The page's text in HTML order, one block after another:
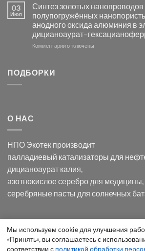
в
видимом
свете
с
помощью
модификации
серебра
с
электродов
серебра
и
03
Июл
Синтез золотых
полупогружённых
анодного оксида алюминия в
Комментариик
оксида
в
электролите
калий
дицианоаурат–
гексацианоферрата
отключены
ПОДБОРКИ
О НАС
НПО Экотек производит
палладиевый катализаторы для
дицианоаурат калия,
азотнокислое серебро для медицины,
серебряные пасты для солнечных
ООО "Экотек" 2026 ©Внимание! Все
приведены как справочная
Уведомление
о
Мы используем cookie для улучшения
«Принять», вы соглашаетесь с
соответствии с политикой обработки